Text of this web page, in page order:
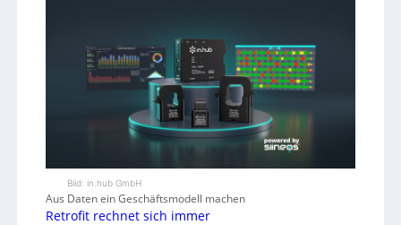
Bild: in.hub GmbH
Aus Daten ein Geschäftsmodell machen
Retrofit rechnet sich immer